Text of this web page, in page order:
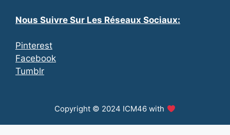
Nous Suivre Sur Les Réseaux Sociaux:
Pinterest
Facebook
Tumblr
Copyright © 2024 ICM46 with